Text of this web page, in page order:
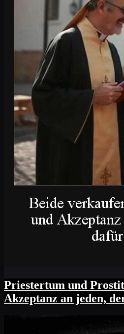
Priestertum und
Akzeptanz an jeden,